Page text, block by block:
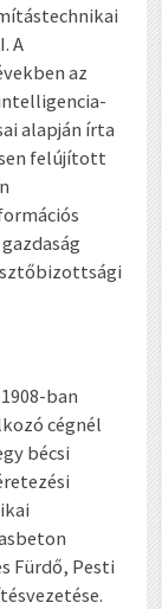
A
az
alapján írta
felújított
ban
cégnél
bécsi
Fürdő, Pesti